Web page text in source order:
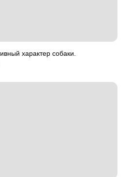
характер собаки.